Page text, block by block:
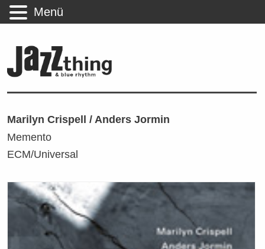
Marilyn Crispell / Anders Jormin
Memento
ECM/Universal
Menü